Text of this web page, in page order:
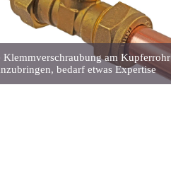
Klemmverschraubung am Kupferrohr
bedarf etwas Expertise